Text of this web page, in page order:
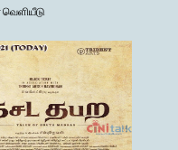
வெளியீடு